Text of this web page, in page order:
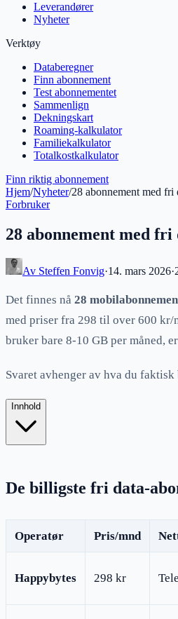
Leverandører
Nyheter
Verktøy
Databeregner
Finn abonnement
Test abonnementet
Sammenlign
Dekningskart
Roaming-kalkulator
Familiekalkulator
Totalkostkalkulator
Finn riktig abonnement
Hjem/Nyheter/28 abonnement med
Forbruker
28 abonnement med
Av Steffen Fonvig·14. mars 2026·
Det finnes nå 28
med priser fra 298 til over 600 kr/
bruker bare 8-10 GB per måned,
Svaret avhenger av hva du
Innhold
De billigste fri data-
Operatør Pris/mnd
Happybytes 298 kr